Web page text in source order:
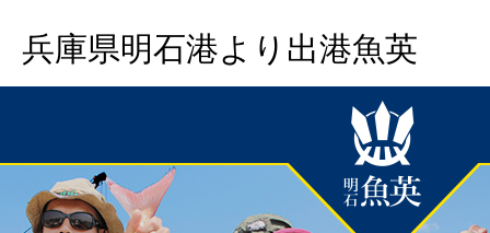
兵庫県明石港より出港魚英